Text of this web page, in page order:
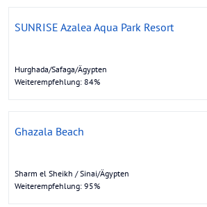
SUNRISE Azalea Aqua Park Resort
Hurghada/Safaga/Ägypten
Weiterempfehlung: 84%
Ghazala Beach
Sharm el Sheikh / Sinai/Ägypten
Weiterempfehlung: 95%